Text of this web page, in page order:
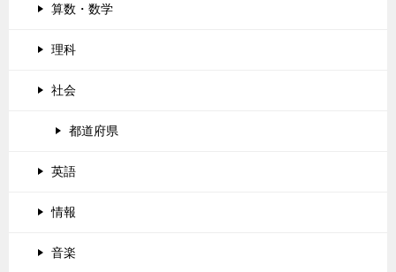
算数・数学
理科
社会
都道府県
英語
情報
音楽